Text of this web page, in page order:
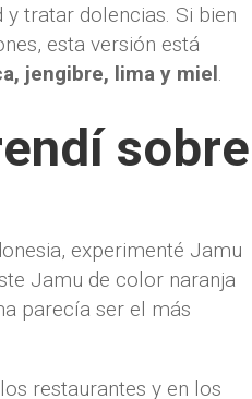
y tratar dolencias. Si bien
esta versión está
jengibre, lima y miel.
sobre
experimenté Jamu
Jamu de color naranja
parecía ser el más
restaurantes y en los